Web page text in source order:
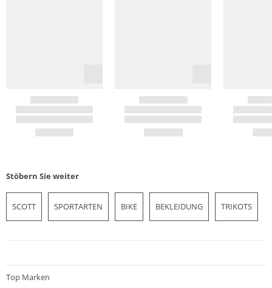
Stöbern Sie weiter
SCOTT SPORTARTEN BIKE BEKLEIDUNG TRIKOTS
Top Marken